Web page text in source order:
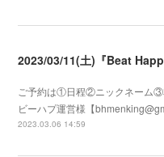
2023/03/11(土)『Beat
ご予約は①日程②ニックネーム③
ビーハプ運営様【
2023.03.06 14:59